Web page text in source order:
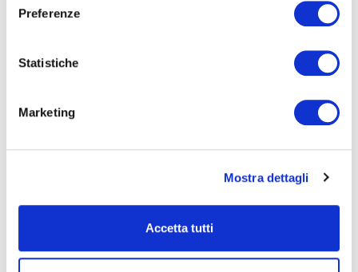
Preferenze
Statistiche
Marketing
Mostra dettagli
Accetta tutti
Vuoi trovare lavoro nei settori sociale, sanitario e assistenziale? Il
20 Luglio 2023
Vuoi trovare lavoro nei settori sociale, sanitario e assistenziale? Il
Un percorso completo per diventare assistente familiare e accudire